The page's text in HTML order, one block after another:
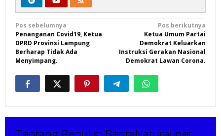
Navigasi
pos
Pos sebelumnya
Penanganan Covid19, Ketua
DPRD Provinsi Lampung
Berharap Tidak Ada
Menyimpang.
Pos berikutnya
Ketua Umum Partai
Demokrat Keluarkan
Instruksi Gerakan Nasional
Demokrat Lawan Corona.